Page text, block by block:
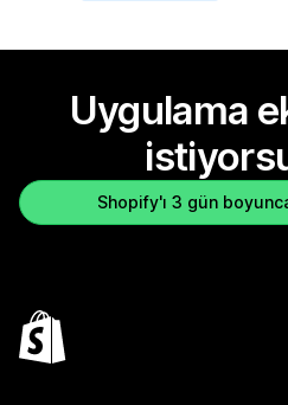
Uygulama
Shopify'ı 3 gün